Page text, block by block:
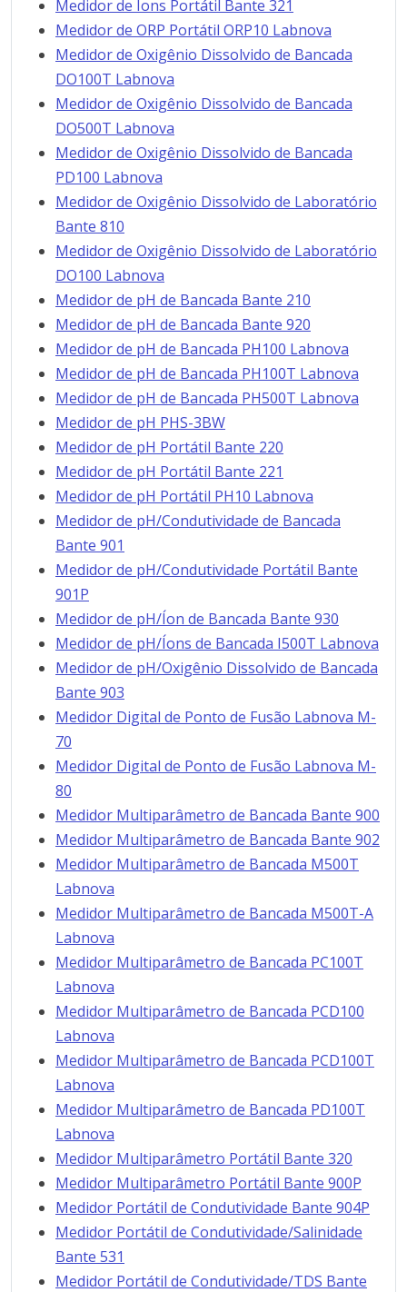
Medidor de Íons Portátil Bante 321
Medidor de ORP Portátil ORP10 Labnova
Medidor de Oxigênio Dissolvido de Bancada
DO100T Labnova
Medidor de Oxigênio Dissolvido de Bancada
DO500T Labnova
Medidor de Oxigênio Dissolvido de Bancada
PD100 Labnova
Medidor de Oxigênio Dissolvido de Laboratório
Bante 810
Medidor de Oxigênio Dissolvido de Laboratório
DO100 Labnova
Medidor de pH de Bancada Bante 210
Medidor de pH de Bancada Bante 920
Medidor de pH de Bancada PH100 Labnova
Medidor de pH de Bancada PH100T Labnova
Medidor de pH de Bancada PH500T Labnova
Medidor de pH PHS-3BW
Medidor de pH Portátil Bante 220
Medidor de pH Portátil Bante 221
Medidor de pH Portátil PH10 Labnova
Medidor de pH/Condutividade de Bancada
Bante 901
Medidor de pH/Condutividade Portátil Bante
901P
Medidor de pH/Íon de Bancada Bante 930
Medidor de pH/Íons de Bancada I500T Labnova
Medidor de pH/Oxigênio Dissolvido de Bancada
Bante 903
Medidor Digital de Ponto de Fusão Labnova M-
70
Medidor Digital de Ponto de Fusão Labnova M-
80
Medidor Multiparâmetro de Bancada Bante 900
Medidor Multiparâmetro de Bancada Bante 902
Medidor Multiparâmetro de Bancada M500T
Labnova
Medidor Multiparâmetro de Bancada M500T-A
Labnova
Medidor Multiparâmetro de Bancada PC100T
Labnova
Medidor Multiparâmetro de Bancada PCD100
Labnova
Medidor Multiparâmetro de Bancada PCD100T
Labnova
Medidor Multiparâmetro de Bancada PD100T
Labnova
Medidor Multiparâmetro Portátil Bante 320
Medidor Multiparâmetro Portátil Bante 900P
Medidor Portátil de Condutividade Bante 904P
Medidor Portátil de Condutividade/Salinidade
Bante 531
Medidor Portátil de Condutividade/TDS Bante